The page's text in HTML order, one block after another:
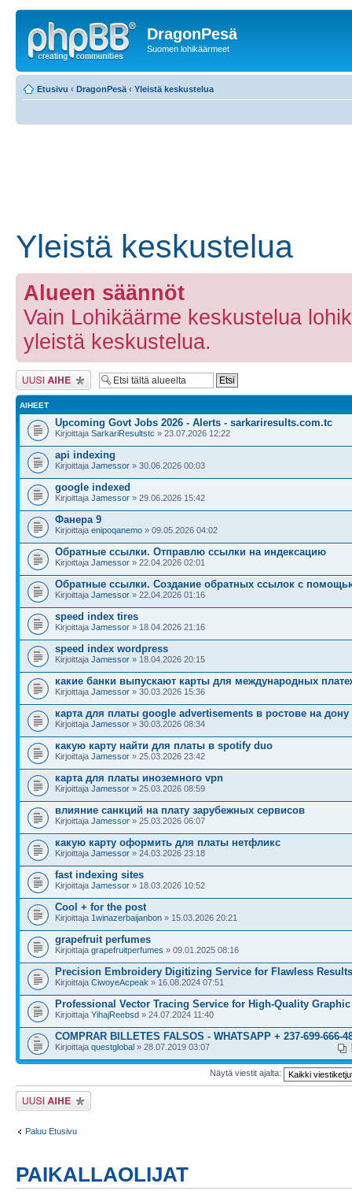
DragonPesä
Suomen lohikäärmeet
Etusivu ‹ DragonPesä ‹ Yleistä keskustelua
Yleistä keskustelua
Alueen säännöt
Vain Lohikäärme keskustelua
yleistä keskustelua.
Lähetä uusi viesti
AIHEET
Upcoming Govt Jobs 2026 - Alerts - sarkariresults.com.tc
Kirjoittaja SarkariResultstc » 23.07.2026 12:22
api indexing
Kirjoittaja Jamessor » 30.06.2026 00:03
google indexed
Kirjoittaja Jamessor » 29.06.2026 15:42
Фанера 9
Kirjoittaja enipoqanemo » 09.05.2026 04:02
Обратные ссылки. Отправлю ссылки на индексацию
Kirjoittaja Jamessor » 22.04.2026 02:01
Обратные ссылки. Создание обратных ссылок с
Kirjoittaja Jamessor » 22.04.2026 01:16
speed index tires
Kirjoittaja Jamessor » 18.04.2026 21:16
speed index wordpress
Kirjoittaja Jamessor » 18.04.2026 20:15
какие банки выпускают карты для международных
Kirjoittaja Jamessor » 30.03.2026 15:36
карта для платы google advertisements в ростове на дону
Kirjoittaja Jamessor » 30.03.2026 08:34
какую карту найти для платы в spotify duo
Kirjoittaja Jamessor » 25.03.2026 23:42
карта для платы иноземного vpn
Kirjoittaja Jamessor » 25.03.2026 08:59
влияние санкций на плату зарубежных сервисов
Kirjoittaja Jamessor » 25.03.2026 06:07
какую карту оформить для платы нетфликс
Kirjoittaja Jamessor » 24.03.2026 23:18
fast indexing sites
Kirjoittaja Jamessor » 18.03.2026 10:52
Cool + for the post
Kirjoittaja 1winazerbaijanbon » 15.03.2026 20:21
grapefruit perfumes
Kirjoittaja grapefruitperfumes » 09.01.2025 08:16
Precision Embroidery Digitizing Service for Flawless Results
Kirjoittaja CiwoyeAcpeak » 16.08.2024 07:51
Professional Vector Tracing Service for High-Quality Graphic
Kirjoittaja YihajReebsd » 24.07.2024 11:40
COMPRAR BILLETES FALSOS - WHATSAPP + 237-699-666-
Kirjoittaja questglobal » 28.07.2019 03:07
Näytä viestit ajalta:
Lähetä uusi viesti
Paluu Etusivu
PAIKALLAOLIJAT